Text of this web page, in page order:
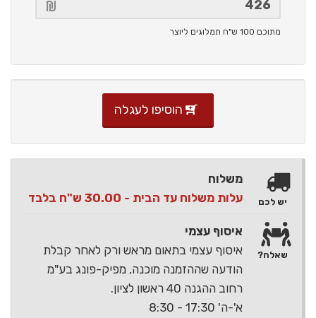
מתוכם 100 ש"ח תמלוגים ליוצר
הוסיפו לעגלה
משלוח
עלות משלוח עד הבית - 30.00 ש"ח בלבד
איסוף עצמי
איסוף עצמי בתאום מראש ורק לאחר קבלת
הודעה שההזמנה מוכנה, מפיק-פונג בע"מ
רחוב ההגנה 40 ראשון לציון.
א'-ה' 17:30 - 8:30
יש לכם
שאלה?